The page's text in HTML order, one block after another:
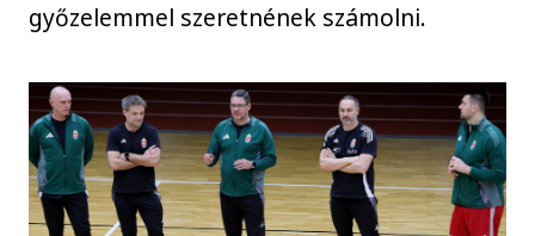
győzelemmel szeretnének számolni.